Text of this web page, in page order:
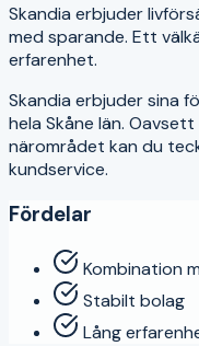
Skandia erbjuder
med sparande. Ett
erfarenhet.
Skandia erbjuder sina
hela Skåne län.
närområdet kan du
kundservice.
Fördelar
Kombination
Stabilt bolag
Lång